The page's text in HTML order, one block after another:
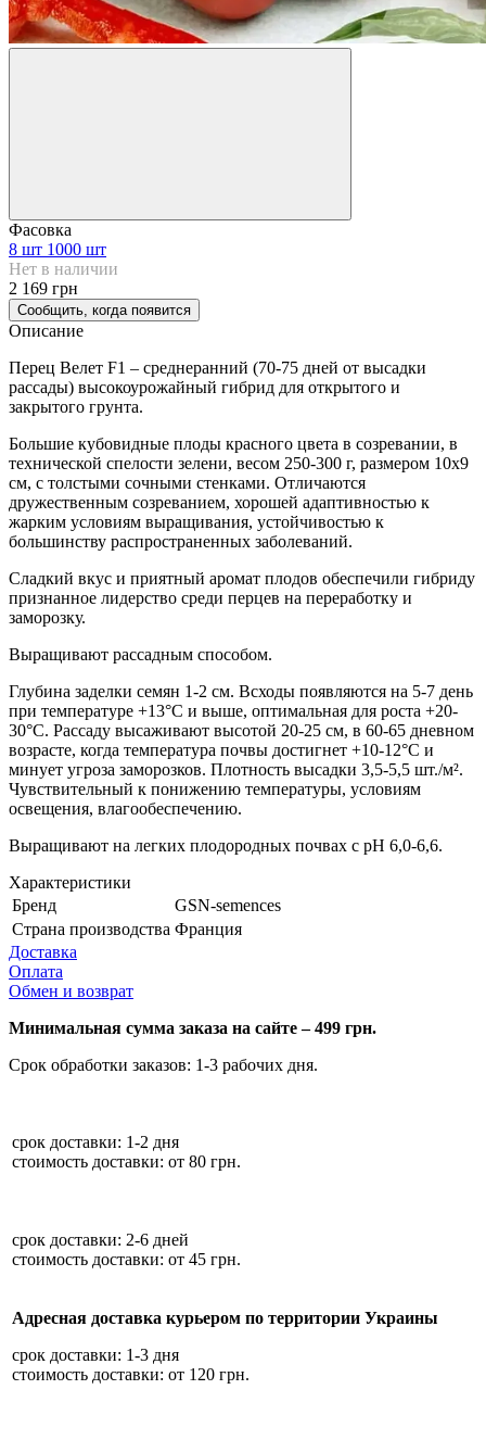
Фасовка
8 шт 1000 шт
Нет в наличии
2 169 грн
Сообщить, когда появится
Описание
Перец Велет F1 – среднеранний (70-75 дней от высадки
рассады) высокоурожайный гибрид для открытого и
закрытого грунта.
Большие кубовидные плоды красного цвета в созревании, в
технической спелости зелени, весом 250-300 г, размером 10х9
см, с толстыми сочными стенками. Отличаются
дружественным созреванием, хорошей адаптивностью к
жарким условиям выращивания, устойчивостью к
большинству распространенных заболеваний.
Сладкий вкус и приятный аромат плодов обеспечили гибриду
признанное лидерство среди перцев на переработку и
заморозку.
Выращивают рассадным способом.
Глубина заделки семян 1-2 см. Всходы появляются на 5-7 день
при температуре +13°С и выше, оптимальная для роста +20-
30°С. Рассаду высаживают высотой 20-25 см, в 60-65 дневном
возрасте, когда температура почвы достигнет +10-12°С и
минует угроза заморозков. Плотность высадки 3,5-5,5 шт./м².
Чувствительный к понижению температуры, условиям
освещения, влагообеспечению.
Выращивают на легких плодородных почвах с рН 6,0-6,6.
Характеристики
Бренд
GSN-semences
Страна производства Франция
Доставка
Оплата
Обмен и возврат
Минимальная сумма заказа на сайте – 499 грн.
Срок обработки заказов: 1-3 рабочих дня.
срок доставки: 1-2 дня
стоимость доставки: от 80 грн.
срок доставки: 2-6 дней
стоимость доставки: от 45 грн.
Адресная доставка курьером по территории Украины
срок доставки: 1-3 дня
стоимость доставки: от 120 грн.